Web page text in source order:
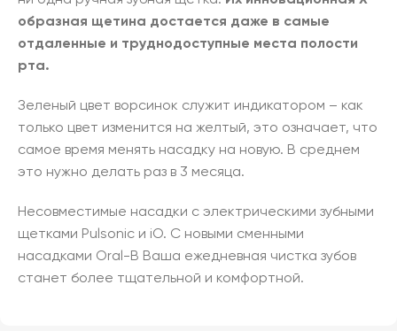
образная щетина достается даже в самые
отдаленные и труднодоступные места полости
рта.
Зеленый цвет ворсинок служит индикатором – как
только цвет изменится на желтый, это означает, что
самое время менять насадку на новую. В среднем
это нужно делать раз в 3 месяца.
Несовместимые насадки с электрическими зубными
щетками Pulsonic и iO. С новыми сменными
насадками Oral-B Ваша ежедневная чистка зубов
станет более тщательной и комфортной.